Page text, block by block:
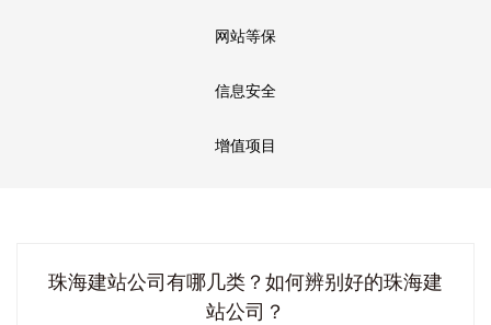
网站等保
信息安全
增值项目
珠海建站公司有哪几类？如何辨别好的珠海建
站公司？